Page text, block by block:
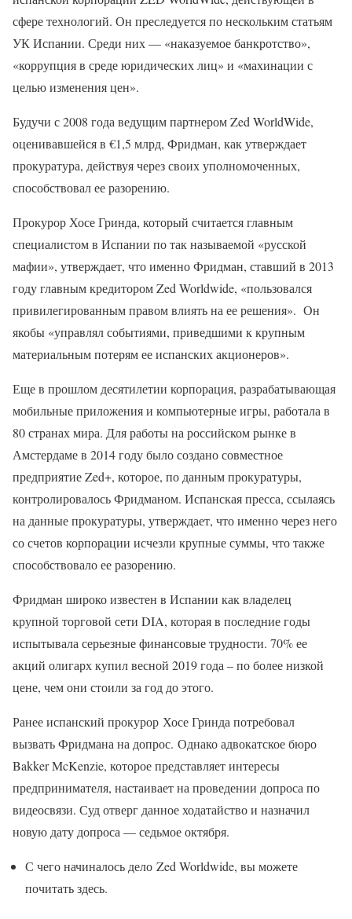
сфере технологий. Он преследуется по нескольким статьям
УК Испании. Среди них — «наказуемое банкротство»,
«коррупция в среде юридических лиц» и «махинации с
целью изменения цен».
Будучи с 2008 года ведущим партнером Zed WorldWide,
оценивавшейся в €1,5 млрд, Фридман, как утверждает
прокуратура, действуя через своих уполномоченных,
способствовал ее разорению.
Прокурор Хосе Гринда, который считается главным
специалистом в Испании по так называемой «русской
мафии», утверждает, что именно Фридман, ставший в 2013
году главным кредитором Zed Worldwide, «пользовался
привилегированным правом влиять на ее решения». Он
якобы «управлял событиями, приведшими к крупным
материальным потерям ее испанских акционеров».
Еще в прошлом десятилетии корпорация, разрабатывающая
мобильные приложения и компьютерные игры, работала в
80 странах мира. Для работы на российском рынке в
Амстердаме в 2014 году было создано совместное
предприятие Zed+, которое, по данным прокуратуры,
контролировалось Фридманом. Испанская пресса, ссылаясь
на данные прокуратуры, утверждает, что именно через него
со счетов корпорации исчезли крупные суммы, что также
способствовало ее разорению.
Фридман широко известен в Испании как владелец
крупной торговой сети DIA, которая в последние годы
испытывала серьезные финансовые трудности. 70% ее
акций олигарх купил весной 2019 года – по более низкой
цене, чем они стоили за год до этого.
Ранее испанский прокурор Хосе Гринда потребовал
вызвать Фридмана на допрос. Однако адвокатское бюро
Bakker McKenzie, которое представляет интересы
предпринимателя, настаивает на проведении допроса по
видеосвязи. Суд отверг данное ходатайство и назначил
новую дату допроса — седьмое октября.
С чего начиналось дело Zed Worldwide, вы можете
почитать здесь.